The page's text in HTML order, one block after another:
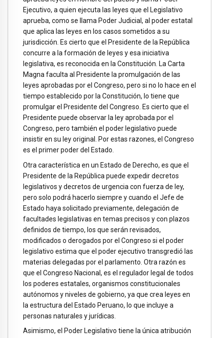
Ejecutivo, a quien ejecuta las leyes que el Legislativo
aprueba, como se llama Poder Judicial, al poder estatal
que aplica las leyes en los casos sometidos a su
jurisdicción. Es cierto que el Presidente de la República
concurre a la formación de leyes y esa iniciativa
legislativa, es reconocida en la Constitución. La Carta
Magna faculta al Presidente la promulgación de las
leyes aprobadas por el Congreso, pero si no lo hace en el
tiempo establecido por la Constitución, lo tiene que
promulgar el Presidente del Congreso. Es cierto que el
Presidente puede observar la ley aprobada por el
Congreso, pero también el poder legislativo puede
insistir en su ley original. Por estas razones, el Congreso
es el primer poder del Estado.
Otra característica en un Estado de Derecho, es que el
Presidente de la República puede expedir decretos
legislativos y decretos de urgencia con fuerza de ley,
pero solo podrá hacerlo siempre y cuando el Jefe de
Estado haya solicitado previamente, delegación de
facultades legislativas en temas precisos y con plazos
definidos de tiempo, los que serán revisados,
modificados o derogados por el Congreso si el poder
legislativo estima que el poder ejecutivo transgredió las
materias delegadas por el parlamento. Otra razón es
que el Congreso Nacional, es el regulador legal de todos
los poderes estatales, organismos constitucionales
autónomos y niveles de gobierno, ya que crea leyes en
la estructura del Estado Peruano, lo que incluye a
personas naturales y jurídicas.
Asimismo, el Poder Legislativo tiene la única atribución